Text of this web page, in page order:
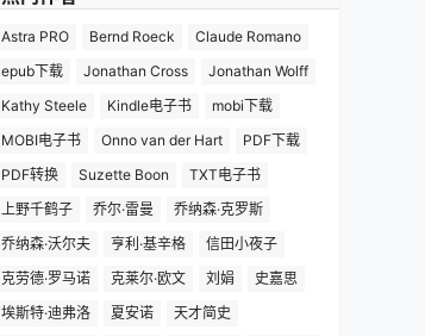
Astra PRO Bernd Roeck
Claude Romano
epub下载
Jonathan Cross
Jonathan Wolff
Kathy Steele
Kindle电子书
mobi下载
MOBI电子书
Onno van der Hart
PDF下载
PDF转换
Suzette Boon
TXT电子书
上野千鹤子
乔尔·雷曼
乔纳森·克罗斯
乔纳森·沃尔夫
亨利·基辛格
信田小夜子
克劳德·罗马诺
克莱尔·欧文 刘娟
史嘉思
埃斯特·迪弗洛
夏安诺
天才简史